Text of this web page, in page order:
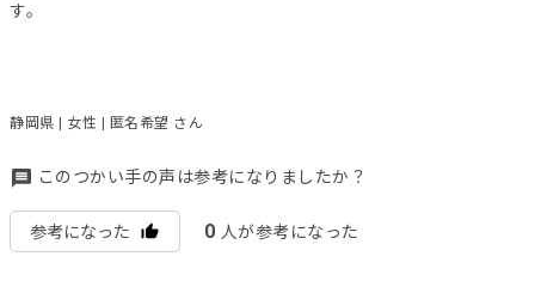
す。
静岡県 | 女性 | 匿名希望 さん
このつかい手の声は参考になりましたか？
参考になった 0 人が参考になった